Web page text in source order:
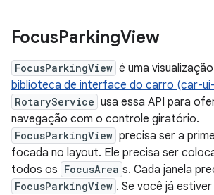
FocusParkingView
FocusParkingView é uma
biblioteca de interface do carro (car-
RotaryService usa essa API para
navegação com o controle giratório.
FocusParkingView precisa ser a
focada no layout. Ele precisa ser
todos os FocusArea s. Cada janela
FocusParkingView . Se você já